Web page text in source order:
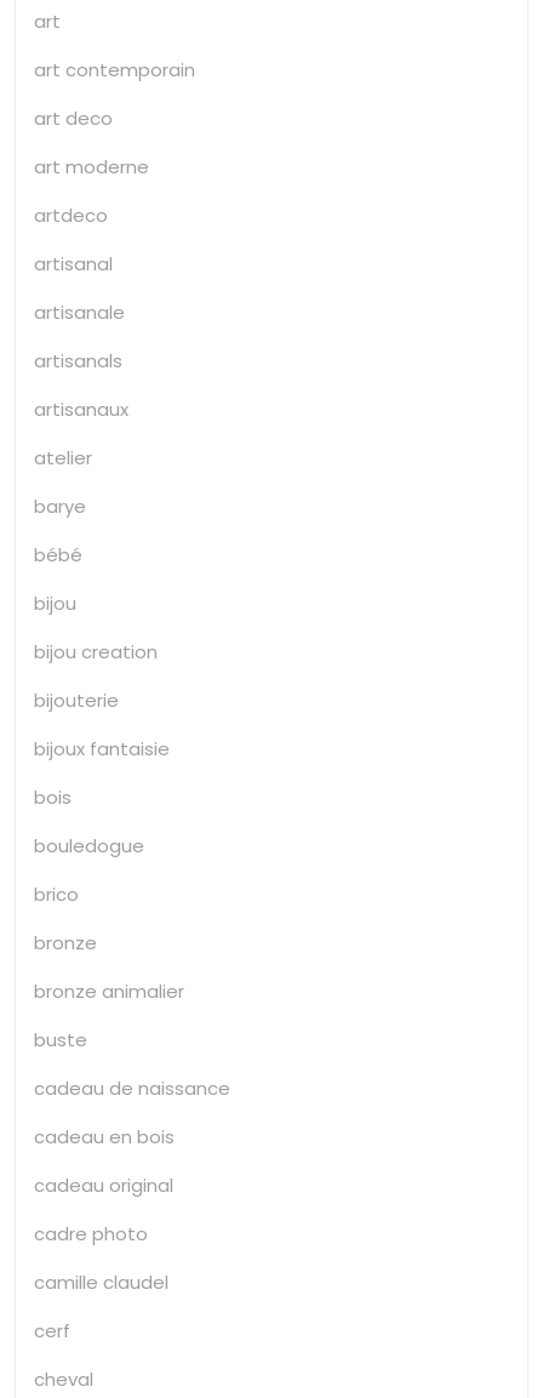
art
art contemporain
art deco
art moderne
artdeco
artisanal
artisanale
artisanals
artisanaux
atelier
barye
bébé
bijou
bijou creation
bijouterie
bijoux fantaisie
bois
bouledogue
brico
bronze
bronze animalier
buste
cadeau de naissance
cadeau en bois
cadeau original
cadre photo
camille claudel
cerf
cheval